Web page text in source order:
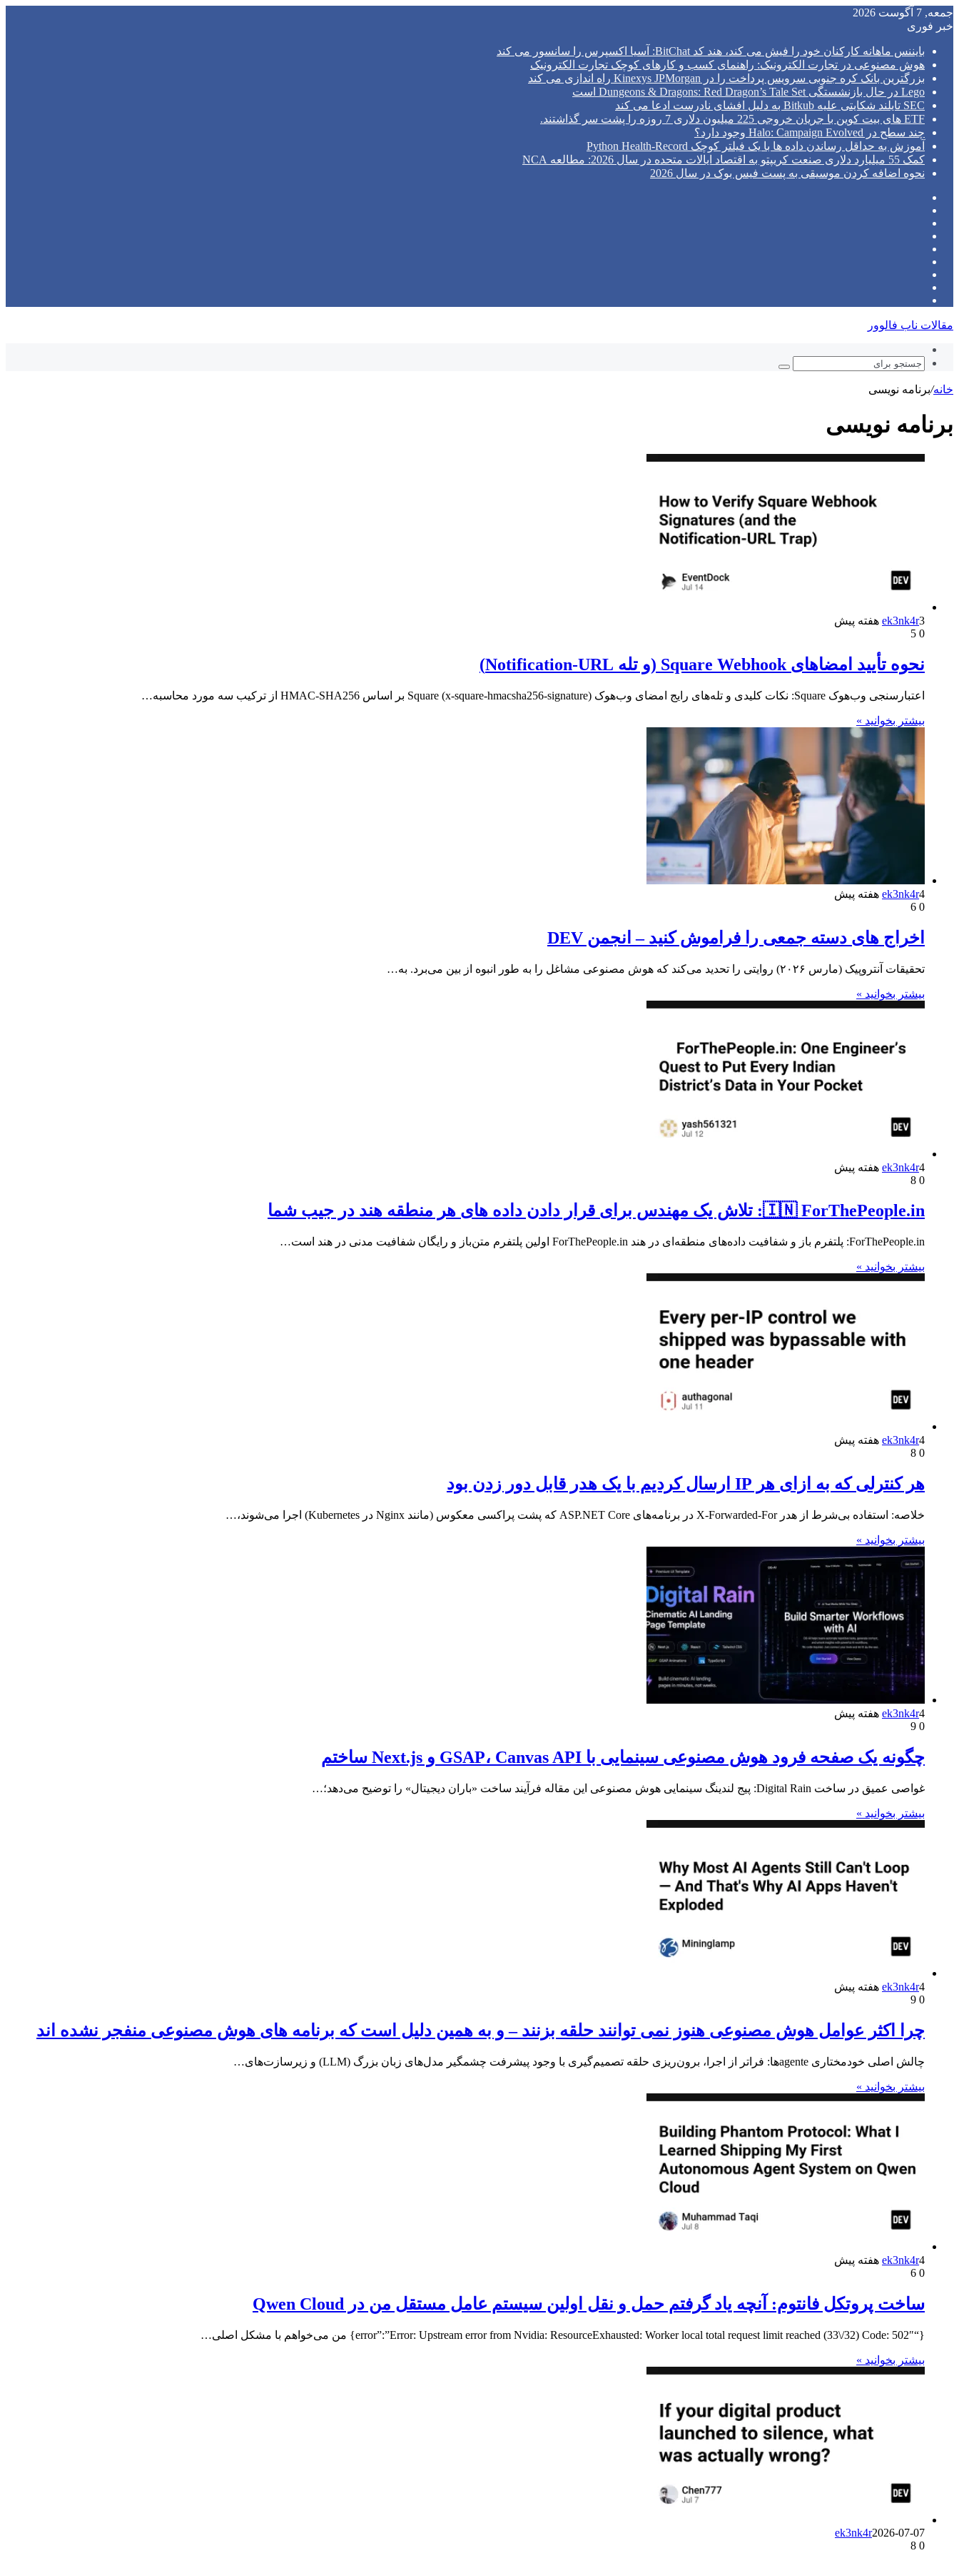
جمعه, 7 آگوست 2026
خبر فوری
بایننس ماهانه کارکنان خود را فیش می کند، هند کد BitChat: آسیا اکسپرس را سانسور می کند
هوش مصنوعی در تجارت الکترونیک: راهنمای کسب و کارهای کوچک تجارت الکترونیک
بزرگترین بانک کره جنوبی سرویس پرداخت را در Kinexys JPMorgan راه اندازی می کند
Lego در حال بازنشستگی Dungeons & Dragons: Red Dragon’s Tale Set است
SEC تایلند شکایتی علیه Bitkub به دلیل افشای نادرست ادعا می کند
ETF های بیت کوین با جریان خروجی 225 میلیون دلاری 7 روزه را پشت سر گذاشتند.
چند سطح در Halo: Campaign Evolved وجود دارد؟
آموزش به حداقل رساندن داده ها با یک فیلتر کوچک Python Health-Record
کمک 55 میلیارد دلاری صنعت کریپتو به اقتصاد ایالات متحده در سال 2026: مطالعه NCA
نحوه اضافه کردن موسیقی به پست فیس بوک در سال 2026
مقالات ناب فالوور
تصادفی
جستجو
خانه/برنامه نویسی
برنامه نویسی
ek3nk4r3 هفته پیش
0
نحوه تأیید امضاهای Square Webhook (و تله Notification-URL)
اعتبارسنجی وب‌هوک Square: نکات کلیدی و تله‌های رایج امضای وب‌هوک Square (x-square-hmacsha256-signature) بر اساس HMAC-SHA256 از ترکیب سه مورد محاسبه…
بیشتر بخوانید »
ek3nk4r4 هفته پیش
0
اخراج های دسته جمعی را فراموش کنید – انجمن DEV
تحقیقات آنتروپیک (مارس ۲۰۲۶) روایتی را تحدید می‌کند که هوش مصنوعی مشاغل را به طور انبوه از بین می‌برد. به…
بیشتر بخوانید »
ek3nk4r4 هفته پیش
0
🇮🇳 ForThePeople.in: تلاش یک مهندس برای قرار دادن داده های هر منطقه هند در جیب شما
ForThePeople.in: پلتفرم باز و شفافیت داده‌های منطقه‌ای در هند ForThePeople.in اولین پلتفرم متن‌باز و رایگان شفافیت مدنی در هند است…
بیشتر بخوانید »
ek3nk4r4 هفته پیش
0
هر کنترلی که به ازای هر IP ارسال کردیم با یک هدر قابل دور زدن بود
خلاصه: استفاده بی‌شرط از هدر X-Forwarded-For در برنامه‌های ASP.NET Core که پشت پراکسی معکوس (مانند Nginx در Kubernetes) اجرا می‌شوند،…
بیشتر بخوانید »
ek3nk4r4 هفته پیش
0
چگونه یک صفحه فرود هوش مصنوعی سینمایی با GSAP، Canvas API و Next.js ساختم
غواصی عمیق در ساخت Digital Rain: پیج لندینگ سینمایی هوش مصنوعی این مقاله فرآیند ساخت «باران دیجیتال» را توضیح می‌دهد؛…
بیشتر بخوانید »
ek3nk4r4 هفته پیش
0
چرا اکثر عوامل هوش مصنوعی هنوز نمی توانند حلقه بزنند – و به همین دلیل است که برنامه های هوش مصنوعی منفجر نشده اند
چالش اصلی خودمختاری agenteها: فراتر از اجرا، برون‌ریزی حلقه تصمیم‌گیری با وجود پیشرفت چشمگیر مدل‌های زبان بزرگ (LLM) و زیرسازت‌های…
بیشتر بخوانید »
ek3nk4r4 هفته پیش
0
ساخت پروتکل فانتوم: آنچه یاد گرفتم حمل و نقل اولین سیستم عامل مستقل من در Qwen Cloud
{“error”:”Error: Upstream error from Nvidia: ResourceExhausted: Worker local total request limit reached (33\/32) Code: 502″} من می‌خواهم با مشکل اصلی…
بیشتر بخوانید »
ek3nk4r2026-07-07
0